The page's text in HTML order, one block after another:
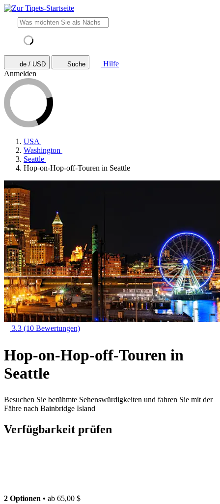
de / USD Suche
Hilfe
Anmelden
USA
Washington
Seattle
Hop-on-Hop-off-Touren in Seattle
3.3 (10 Bewertungen)
Hop-on-Hop-off-Touren in
Seattle
Besuchen Sie berühmte Sehenswürdigkeiten und fahren Sie mit der
Fähre nach Bainbridge Island
Verfügbarkeit prüfen
2 Optionen • ab 65,00 $